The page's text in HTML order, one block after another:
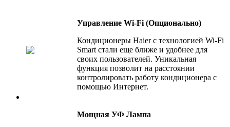
Управление Wi-Fi (Опционально)
Кондиционеры Haier с технологией Wi-Fi
Smart стали еще ближе и удобнее для
своих пользователей. Уникальная
функция позволит на расстоянии
контролировать работу кондиционера с
помощью Интернет.
Мощная УФ Лампа